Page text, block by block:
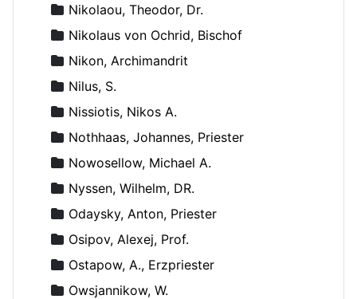
Nikolaou, Theodor, Dr.
Nikolaus von Ochrid, Bischof
Nikon, Archimandrit
Nilus, S.
Nissiotis, Nikos A.
Nothhaas, Johannes, Priester
Nowosellow, Michael A.
Nyssen, Wilhelm, DR.
Odaysky, Anton, Priester
Osipov, Alexej, Prof.
Ostapow, A., Erzpriester
Owsjannikow, W.